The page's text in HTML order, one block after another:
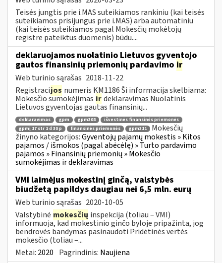
Teisės jungtis prie i.MAS suteikiamos rankiniu (kai teisės
suteikiamos prisijungus prie i.MAS) arba automatiniu
(kai teisės suteikiamos pagal Mokesčių mokėtojų
registre pateiktus duomenis) būdu....
deklaruojamos nuolatinio Lietuvos gyventojo
gautos finansinių priemonių pardavimo ir
Web turinio sąrašas 2018-11-22
Registracijos numeris KM1186 Ši informacija skelbiama:
Mokesčio sumokėjimas irdeklaravimas Nuolatinis
Lietuvos gyventojas gautas finansinių...
deklaravimas gpm gpm308
išvestinės finansinės priemonės
gpmį 17 str 1 d 30 p
finansinės priemonės gpm311
Mokesčių
žinyno kategorijos:Gyventojų pajamų mokestis » Kitos
pajamos / išmokos (pagal abėcėlę) » Turto pardavimo
pajamos » Finansinių priemonių » Mokesčio
sumokėjimas ir deklaravimas
VMI laimėjus mokestinį ginčą, valstybės
biudžetą papildys daugiau nei 6,5 mln. eurų
Web turinio sąrašas 2020-10-05
Valstybinė mokesčių inspekcija (toliau – VMI)
informuoja, kad mokestinio ginčo byloje pripažinta, jog
bendrovės bandymas pasinaudoti Pridėtinės vertės
mokesčio (toliau –...
Metai: 2020 Pagrindinis: Naujiena